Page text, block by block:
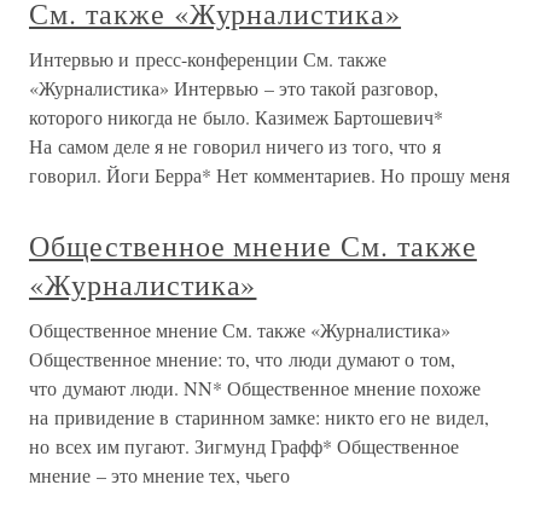
См. также «Журналистика»
Интервью и пресс-конференции См. также
«Журналистика» Интервью – это такой разговор,
которого никогда не было. Казимеж Бартошевич*
На самом деле я не говорил ничего из того, что я
говорил. Йоги Берра* Нет комментариев. Но прошу меня
Общественное мнение См. также
«Журналистика»
Общественное мнение См. также «Журналистика»
Общественное мнение: то, что люди думают о том,
что думают люди. NN* Общественное мнение похоже
на привидение в старинном замке: никто его не видел,
но всех им пугают. Зигмунд Графф* Общественное
мнение – это мнение тех, чьего